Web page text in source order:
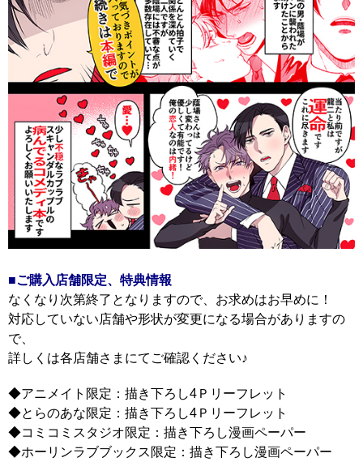
■ご購入店舗限定、特典情報
なくなり次第終了となりますので、お求めはお早めに！
対応していない店舗や形状が変更になる場合がありますの
で、
詳しくは各店舗さまにてご確認ください♪
◆アニメイト限定：描き下ろし4Ｐリーフレット
◆とらのあな限定：描き下ろし4Ｐリーフレット
◆コミコミスタジオ限定：描き下ろし漫画ペーパー
◆ホーリンラブブックス限定：描き下ろし漫画ペーパー